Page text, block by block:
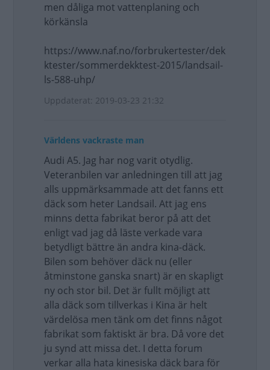
men dåliga mot vattenplaning och
körkänsla
https://www.naf.no/forbrukertester/dek
ktester/sommerdekktest-2015/landsail-
ls-588-uhp/
Uppdaterat: 2019-03-23 21:32
Världens vackraste man
Audi A5. Jag har nog varit otydlig.
Veteranbilen var anledningen till att jag
alls uppmärksammade att det fanns ett
däck som heter Landsail. Att jag ens
minns detta fabrikat beror på att det
enligt vad jag då läste verkade vara
betydligt bättre än andra kina-däck.
Bilen som behöver däck nu (eller
åtminstone ganska snart) är en skapligt
ny och stor bil. Det är fullt möjligt att
alla däck som tillverkas i Kina är helt
värdelösa men tänk om det finns något
fabrikat som faktiskt är bra. Då vore det
ju synd att missa det. I detta forum
verkar alla hata kinesiska däck bara för